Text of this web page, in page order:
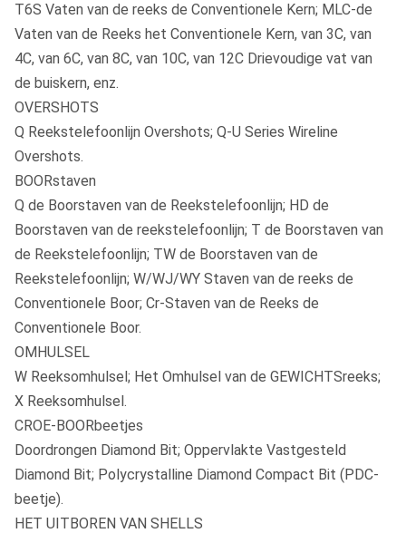
T6S Vaten van de reeks de Conventionele Kern; MLC-de
Vaten van de Reeks het Conventionele Kern, van 3C, van
4C, van 6C, van 8C, van 10C, van 12C Drievoudige vat van
de buiskern, enz.
OVERSHOTS
Q Reekstelefoonlijn Overshots; Q-U Series Wireline
Overshots.
BOORstaven
Q de Boorstaven van de Reekstelefoonlijn; HD de
Boorstaven van de reekstelefoonlijn; T de Boorstaven van
de Reekstelefoonlijn; TW de Boorstaven van de
Reekstelefoonlijn; W/WJ/WY Staven van de reeks de
Conventionele Boor; Cr-Staven van de Reeks de
Conventionele Boor.
OMHULSEL
W Reeksomhulsel; Het Omhulsel van de GEWICHTSreeks;
X Reeksomhulsel.
CROE-BOORbeetjes
Doordrongen Diamond Bit; Oppervlakte Vastgesteld
Diamond Bit; Polycrystalline Diamond Compact Bit (PDC-
beetje).
HET UITBOREN VAN SHELLS